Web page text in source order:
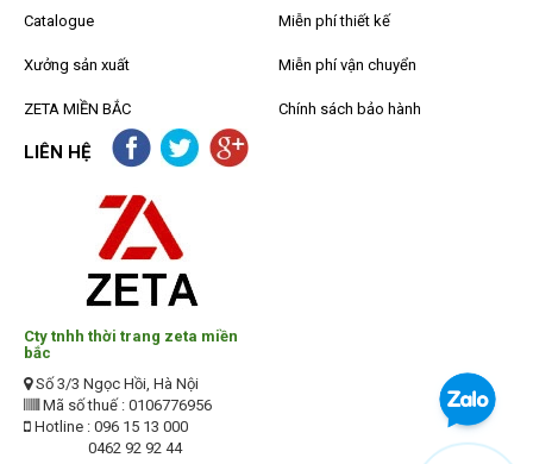
Catalogue
Xưởng sản xuất
ZETA MIỀN BẮC
Miễn phí thiết kế
Miễn phí vận chuyển
Chính sách bảo hành
LIÊN HỆ
Cty tnhh thời trang zeta miền
bắc
Số 3/3 Ngọc Hồi, Hà Nội
Mã số thuế : 0106776956
Hotline : 096 15 13 000
0462 92 92 44